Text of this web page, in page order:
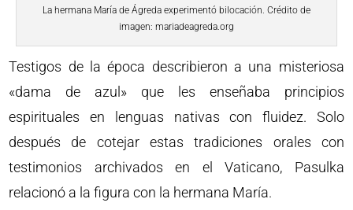
La hermana María de Ágreda experimentó bilocación. Crédito de
imagen: mariadeagreda.org
Testigos de la época describieron a una misteriosa
«dama de azul» que les enseñaba principios
espirituales en lenguas nativas con fluidez. Solo
después de cotejar estas tradiciones orales con
testimonios archivados en el Vaticano, Pasulka
relacionó a la figura con la hermana María.